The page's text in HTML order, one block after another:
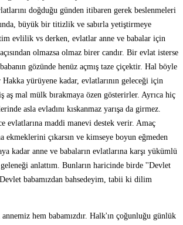
doğduğu günden itibaren gerek beslenmeleri
büyük bir titizlik ve sabırla yetiştirmeye
evlilik vs derken, evlatlar anne ve babalar için
olmazsa olmaz birer candır. Bir evlat isterse
gözünde henüz açmış taze çiçektir. Hal böyle
Hakka yürüyene kadar, evlatlarının geleceği için
aş mal mülk bırakmaya özen gösterirler. Ayrıca hiç
asla evladını kıskanmaz yarışa da girmez.
evlatlarına maddi manevi destek verir. Amaç
ekmeklerini çıkarsın ve kimseye boyun eğmeden
kadar anne ve babaların evlatlarına karşı yükümlü
anlattım. Bunların haricinde birde ''Devlet
babamızdan bahsedeyim, tabii ki dilim
hem babamızdır. Halk'ın çoğunluğu günlük